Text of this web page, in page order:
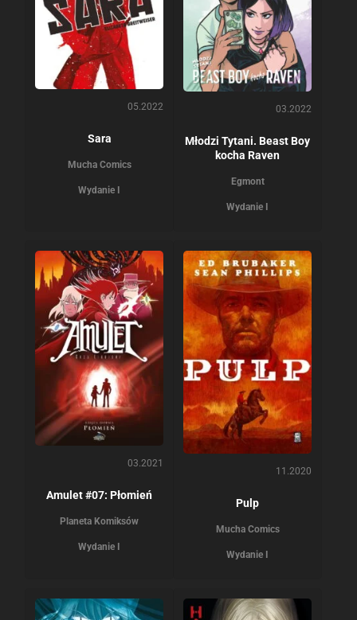
05.2022
Sara
Mucha Comics
Wydanie I
03.2022
Młodzi Tytani. Beast Boy
kocha Raven
Egmont
Wydanie I
03.2021
Amulet #07: Płomień
Planeta Komiksów
Wydanie I
11.2020
Pulp
Mucha Comics
Wydanie I